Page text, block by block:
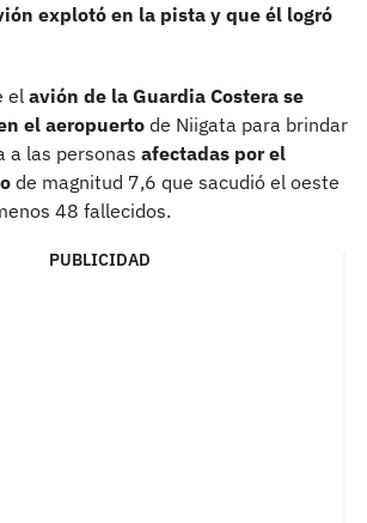
explotó en la pista y que él logró
el avión de la Guardia Costera se
el aeropuerto de Niigata para brindar
a las personas afectadas por el
de magnitud 7,6 que sacudió el oeste
48 fallecidos.
PUBLICIDAD